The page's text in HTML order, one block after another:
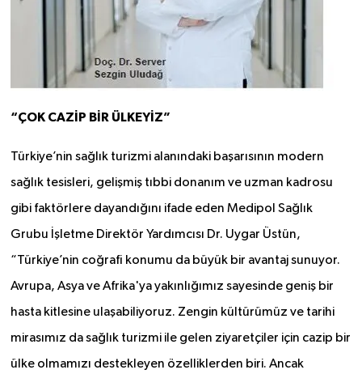
“ÇOK CAZİP BİR ÜLKEYİZ”
Türkiye’nin sağlık turizmi alanındaki başarısının modern
sağlık tesisleri, gelişmiş tıbbi donanım ve uzman kadrosu
gibi faktörlere dayandığını ifade eden Medipol Sağlık
Grubu İşletme Direktör Yardımcısı Dr. Uygar Üstün,
“Türkiye’nin coğrafi konumu da büyük bir avantaj sunuyor.
Avrupa, Asya ve Afrika'ya yakınlığımız sayesinde geniş bir
hasta kitlesine ulaşabiliyoruz. Zengin kültürümüz ve tarihi
mirasımız da sağlık turizmi ile gelen ziyaretçiler için cazip bir
ülke olmamızı destekleyen özelliklerden biri. Ancak